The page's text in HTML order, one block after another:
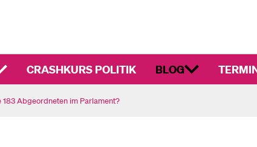
CRASHKURS POLITIK BLOG
Abgeordneten im Parlament?